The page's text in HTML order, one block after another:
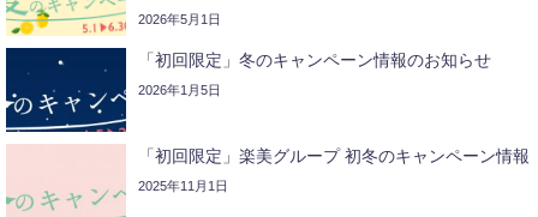
2026年5月1日
「初回限定」冬のキャンペーン情報のお知らせ
2026年1月5日
「初回限定」楽美グループ 初冬のキャンペーン情報
2025年11月1日